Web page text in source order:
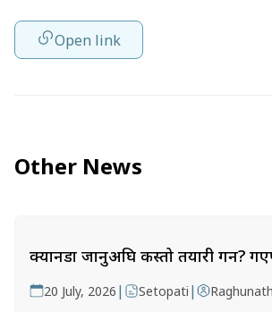
Open link
Other News
क्यानडा जानुअघि कस्तो तयारी गर्ने?
20 July, 2026 | Setopati |